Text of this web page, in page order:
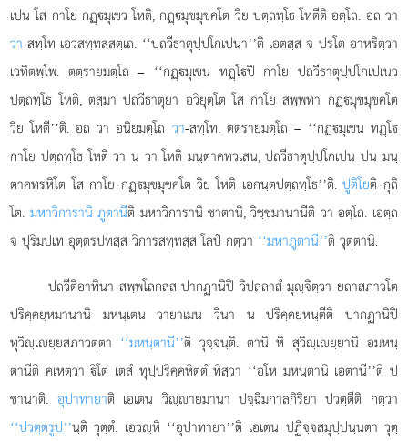
เปน โส กาโย กฏฺมุเขว โหติ, กฏฺมุขมุขคโต วิย ปตฺถทฺโธ โหตีติ อตฺโถ. อถ วา
วา-สทฺโท เอวสทฺทสฺสตฺเถ. ‘‘ปถวีธาตุปฺปโกเปนา’’ติ เอตสฺส จ ปรโต อาหริตฺวา
เวทิตพฺโพ. ตตฺรายมตฺโถ – ‘‘กฏฺมุเขน ทฏฺโปิ กาโย ปถวีธาตุปฺปโกเปเนว
ปตฺถทฺโธ โหติ, ตสฺมา ปถวีธาตุยา อวิยุตฺโต โส กาโย สพฺพทา กฏฺมุขมุขคโต
วิย โหตี’’ติ. อถ วา อนิยมตฺโถ วา-สทฺโท. ตตฺรายมตฺโถ – ‘‘กฏฺมุเขน ทฏฺโ
กาโย ปตฺถทฺโธ โหติ วา น วา โหติ มนฺตาคทวเสน, ปถวีธาตุปฺปโกเปน ปน มนฺ
ตาคทรหิโต โส กาโย กฏฺมุขมุขคโต วิย โหติ เอกนฺตปตฺถทฺโธ’’ติ.ปูติโยติ กุถิ
โต. มหาวิการานิ ภูตานีติ มหาวิการานิ ชาตานิ, วิชฺชมานานีติ วา อตฺโถ. เอตฺถ
จ ปุริมปเท อุตฺตรปทสฺส วิการสทฺทสฺส โลปํ กตฺวา ‘‘มหาภูตานี’’ติ วุตฺตานิ.
ปถวีติอาทินา สพฺพโลกสฺส ปากฏานิปิ วิปลฺลาสํ มุฺจิตฺวา ยถาสภาวโต
ปริคฺคยฺหมานานิ มหนฺเตน วายาเมน วินา น ปริคฺคยฺหนฺตีติ ปากฏานิปิ
ทุวิฺเยฺยสภาวตฺตา ‘‘มหนฺตานี’’ติ วุจฺจนฺติ. ตานิ หิ สุวิฺเยฺยานิ อมหนฺ
ตานีติ คเหตฺวา ิโต เตสํ ทุปฺปริคฺคหิตตํ ทิสฺวา ‘‘อโห มหนฺตานิ เอตานี’’ติ ป
ชานาติ. อุปาทายาติ เอเตน วิฺายมานา ปจฺฉิมกาลกิริยา ปวตฺตีติ กตฺวา
‘‘ปวตฺตรูป’’นฺติ วุตฺตํ. เอวฺหิ ‘‘อุปาทายา’’ติ เอเตน ปฏิจฺจสมุปฺปนฺนตา วุตฺ